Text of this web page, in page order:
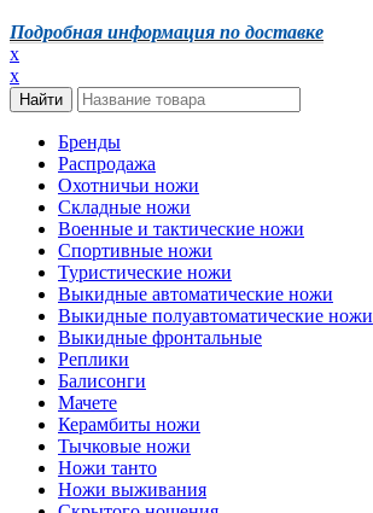
Подробная информация по доставке
x
x
Бренды
Распродажа
Охотничьи ножи
Складные ножи
Военные и тактические ножи
Спортивные ножи
Туристические ножи
Выкидные автоматические ножи
Выкидные полуавтоматические ножи
Выкидные фронтальные
Реплики
Балисонги
Мачете
Керамбиты ножи
Тычковые ножи
Ножи танто
Ножи выживания